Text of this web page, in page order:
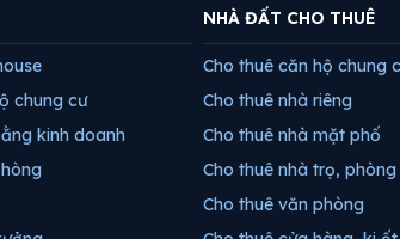
chung cư
kinh doanh
NHÀ ĐẤT CHO THUÊ
Cho thuê căn hộ chung
Cho thuê nhà riêng
Cho thuê nhà mặt phố
Cho thuê nhà trọ,
Cho thuê văn phòng